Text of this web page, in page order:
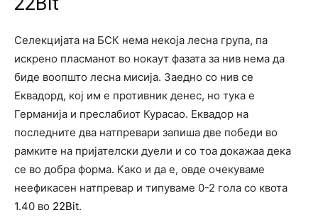
Селекцијата на БСК нема некоја лесна група, па
искрено пласманот во нокаут фазата за нив нема да
биде воопшто лесна мисија. Заедно со нив се
Еквадорд, кој им е противник денес, но тука е
Германија и преслабиот Курасао. Еквадор на
последните два натпревари запиша две победи во
рамките на пријателски дуели и со тоа докажаа дека
се во добра форма. Како и да е, овде очекуваме
неефикасен натпревар и типуваме 0-2 гола со квота
1.40 во 22Bit.